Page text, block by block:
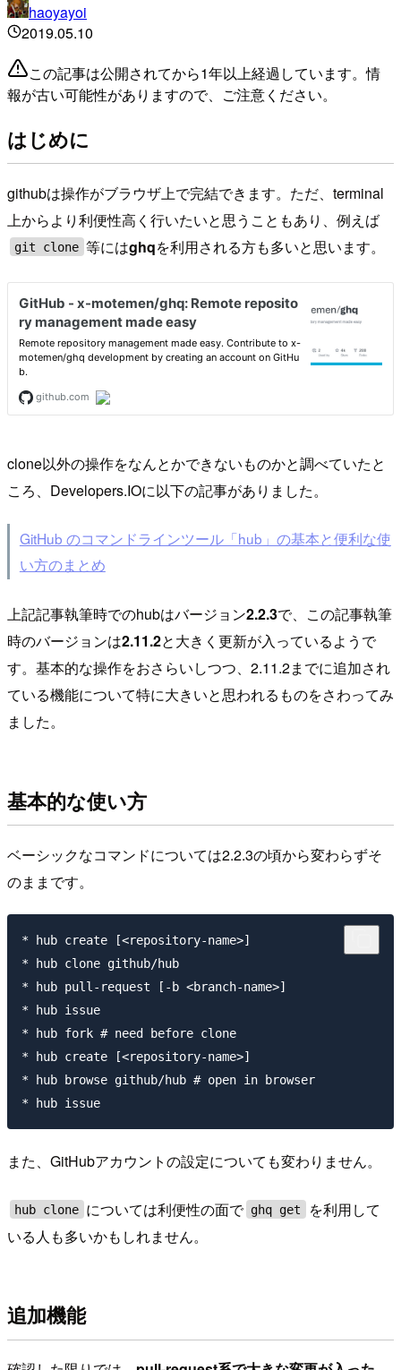
haoyayoi
2019.05.10
この記事は公開されてから1年以上経過しています。情
報が古い可能性がありますので、ご注意ください。
はじめに
githubは操作がブラウザ上で完結できます。ただ、terminal
上からより利便性高く行いたいと思うこともあり、例えば
git clone 等にはghqを利用される方も多いと思います。
clone以外の操作をなんとかできないものかと調べていたと
ころ、Developers.IOに以下の記事がありました。
GitHub のコマンドラインツール「hub」の基本と便利な使
い方のまとめ
上記記事執筆時でのhubはバージョン2.2.3で、この記事執筆
時のバージョンは2.11.2と大きく更新が入っているようで
す。基本的な操作をおさらいしつつ、2.11.2までに追加され
ている機能について特に大きいと思われるものをさわってみ
ました。
基本的な使い方
ベーシックなコマンドについては2.2.3の頃から変わらずそ
のままです。
* hub create [<repository-name>]
* hub clone github/hub
* hub pull-request [-b <branch-name>]
* hub issue
* hub fork # need before clone
* hub create [<repository-name>]
* hub browse github/hub # open in browser
また、GitHubアカウントの設定についても変わりません。
hub clone については利便性の面で ghq get
を利用して
いる人も多いかもしれません。
追加機能